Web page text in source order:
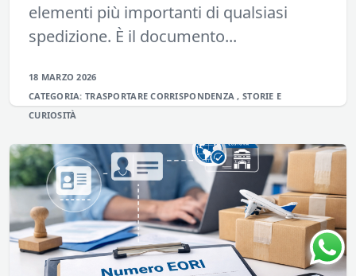
elementi più importanti di qualsiasi
spedizione. È il documento...
18 MARZO 2026
CATEGORIA:TRASPORTARECORRISPONDENZA,STORIE E
CURIOSITÀ